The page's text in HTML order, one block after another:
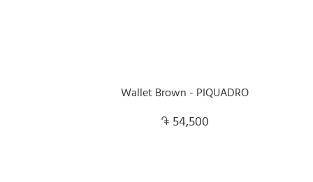
Wallet Brown - PIQUADRO
54,500